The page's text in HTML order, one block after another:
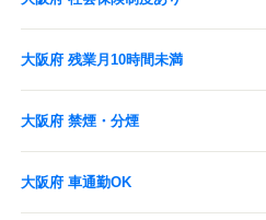
大阪府 残業月10時間未満
大阪府 禁煙・分煙
大阪府 車通勤OK